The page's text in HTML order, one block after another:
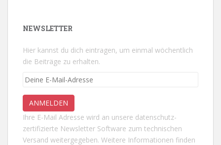
NEWSLETTER
Hier kannst du dich eintragen, um einmal wöchentlich
die Beiträge zu erhalten.
Ihre E-Mail Adresse wird an unsere datenschutz-
zertifizierte Newsletter Software zum technischen
Versand weitergegeben. Weitere Informationen finden